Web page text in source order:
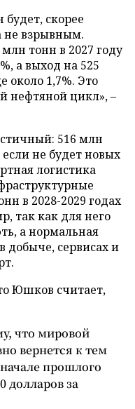
будет, скорее
не взрывным.
тонн в 2027 году
а выход на 525
около 1,7%. Это
нефтяной цикл», –
516 млн
не будет новых
логистика
в 2028-2029 годах
так как для него
а нормальная
добыче, сервисах и
Юшков считает,
что мировой
вернется к тем
прошлого
долларов за